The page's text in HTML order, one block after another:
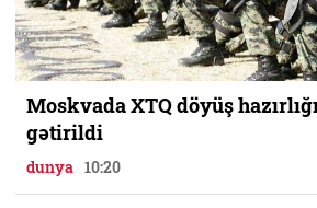
Moskvada XTQ döyüş
gətirildi
dunya 10:20